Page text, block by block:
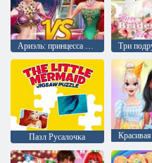
Ариэль: принцесса и русалка
Пазл Русалочка